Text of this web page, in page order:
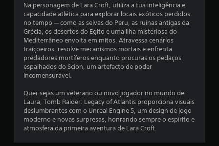
Na personagem de Lara Croft, utiliza a tua inteligência e
capacidade atlética para explorar locais exóticos perdidos
no tempo — como as selvas do Peru, as ruínas antigas da
Grécia, os desertos do Egito e uma ilha misteriosa do
Mediterrâneo envolta em mitos. Atravessa cenários
traiçoeiros, resolve mecanismos mortais e enfrenta
predadores mortíferos enquanto procuras os pedaços
espalhados do Scion, um artefacto de poder
incomensurável.
Quer sejas um veterano ou novo jogador no mundo de
Laura, Tomb Raider: Legacy of Atlantis proporciona visuais
deslumbrantes com o Unreal Engine 5, um design de jogo
moderno e novas surpresas, honrando sempre o espírito e
atmosfera da primeira aventura de Lara Croft.